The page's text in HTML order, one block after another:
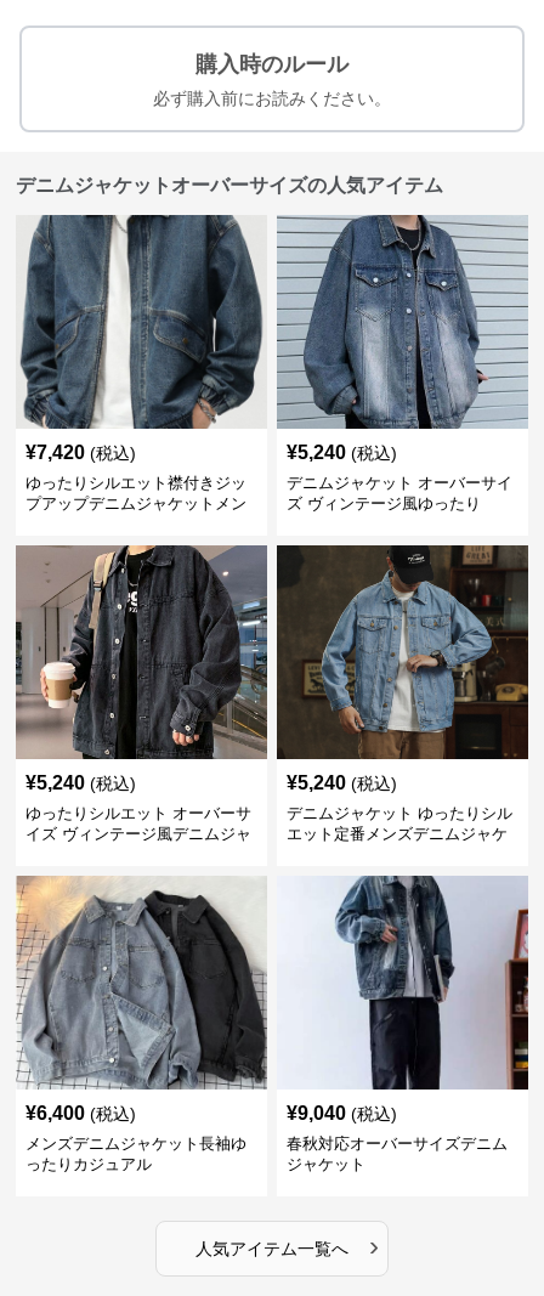
購入時のルール
必ず購入前にお読みください。
デニムジャケットオーバーサイズの人気アイテム
¥7,420 (税込)
ゆったりシルエット襟付きジッ
プアップデニムジャケットメン
¥5,240 (税込)
デニムジャケット オーバーサイ
ズ ヴィンテージ風ゆったり
¥5,240 (税込)
ゆったりシルエット オーバーサ
イズ ヴィンテージ風デニムジャ
¥5,240 (税込)
デニムジャケット ゆったりシル
エット定番メンズデニムジャケ
¥6,400 (税込)
メンズデニムジャケット長袖ゆ
ったりカジュアル
¥9,040 (税込)
春秋対応オーバーサイズデニム
ジャケット
人気アイテム一覧へ ›